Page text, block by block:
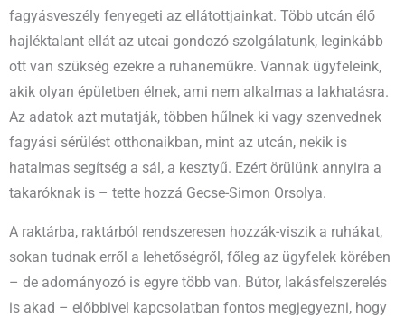
fagyásveszély fenyegeti az ellátottjainkat. Több utcán élő
hajléktalant ellát az utcai gondozó szolgálatunk, leginkább
ott van szükség ezekre a ruhaneműkre. Vannak ügyfeleink,
akik olyan épületben élnek, ami nem alkalmas a lakhatásra.
Az adatok azt mutatják, többen hűlnek ki vagy szenvednek
fagyási sérülést otthonaikban, mint az utcán, nekik is
hatalmas segítség a sál, a kesztyű. Ezért örülünk annyira a
takaróknak is – tette hozzá Gecse-Simon Orsolya.
A raktárba, raktárból rendszeresen hozzák-viszik a ruhákat,
sokan tudnak erről a lehetőségről, főleg az ügyfelek körében
– de adományozó is egyre több van. Bútor, lakásfelszerelés
is akad – előbbivel kapcsolatban fontos megjegyezni, hogy